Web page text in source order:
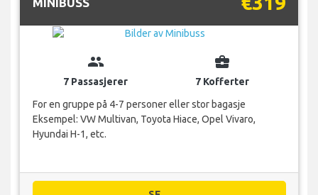
group
7 Passasjerer
business_center
7 Kofferter
For en gruppe på 4-7 personer eller stor bagasje
Eksempel: VW Multivan, Toyota Hiace, Opel Vivaro,
Hyundai H-1, etc.